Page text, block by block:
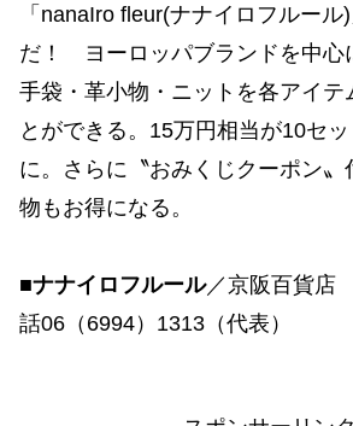
「nanaIro fleur(ナナイロフルール
だ！ ヨーロッパブランドを中心
手袋・革小物・ニットを各アイテ
とができる。15万円相当が10セ
に。さらに〝おみくじクーポン〟
物もお得になる。
■ナナイロフルール／京阪百貨店
話06（6994）1313（代表）